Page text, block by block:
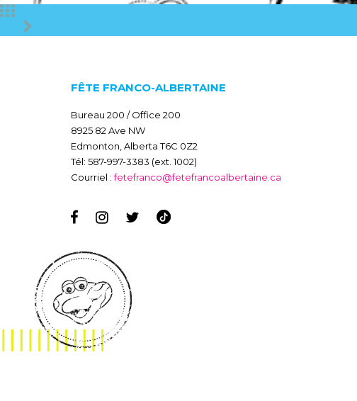
FÊTE FRANCO-ALBERTAINE
Bureau 200 / Office 200
8925 82 Ave NW
Edmonton, Alberta T6C 0Z2
Tél: 587-997-3383 (ext. 1002)
Courriel :fetefranco@fetefrancoalbertaine.ca